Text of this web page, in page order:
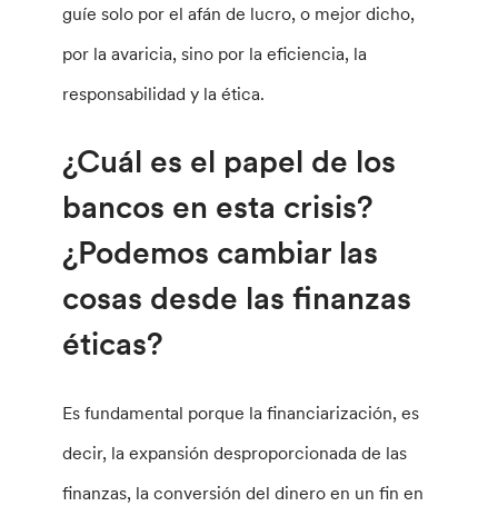
guíe solo por el afán de lucro, o mejor dicho,
por la avaricia, sino por la eficiencia, la
responsabilidad y la ética.
¿Cuál es el papel de los
bancos en esta crisis?
¿Podemos cambiar las
cosas desde las finanzas
éticas?
Es fundamental porque la financiarización, es
decir, la expansión desproporcionada de las
finanzas, la conversión del dinero en un fin en